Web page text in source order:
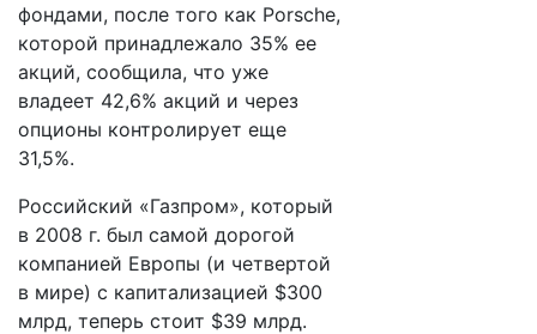
фондами, после того как Porsche,
которой принадлежало 35% ее
акций, сообщила, что уже
владеет 42,6% акций и через
опционы контролирует еще
31,5%.
Российский «Газпром», который
в 2008 г. был самой дорогой
компанией Европы (и четвертой
в мире) с капитализацией $300
млрд, теперь стоит $39 млрд.